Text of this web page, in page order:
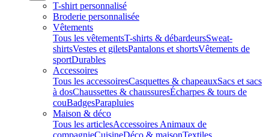
T-shirt personnalisé
Broderie personnalisée
Vêtements
Tous les vêtementsT-shirts & débardeursSweat-
shirtsVestes et giletsPantalons et shortsVêtements de
sportDurables
Accessoires
Tous les accessoiresCasquettes & chapeauxSacs et sacs
à dosChaussettes & chaussuresÉcharpes & tours de
couBadgesParapluies
Maison & déco
Tous les articlesAccessoires Animaux de